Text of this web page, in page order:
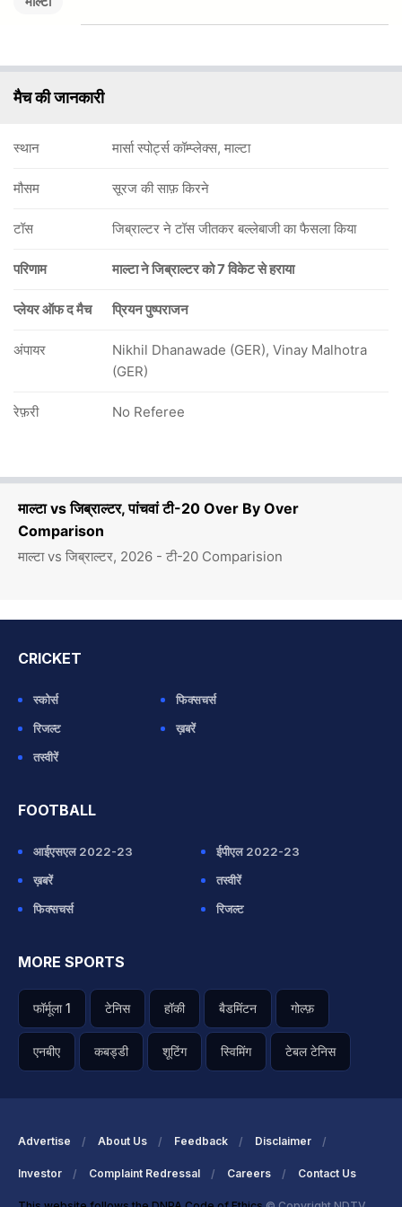
माल्टा vs जिब्राल्टर, पांचवां टी-20 Over By Over
Comparison
माल्टा vs जिब्राल्टर, 2026 - टी-20 Comparision
मैच की जानकारी
स्थान मार्सा स्पोर्ट्स कॉम्प्लेक्स, माल्टा
मौसम सूरज की साफ़ किरने
टॉस जिब्राल्टर ने टॉस जीतकर बल्लेबाजी का फैसला किया
परिणाम माल्टा ने जिब्राल्टर को 7 विकेट से हराया
प्लेयर ऑफ द मैच प्रियन पुष्पराजन
अंपायर
Nikhil Dhanawade (GER), Vinay Malhotra
(GER)
रेफ़री No Referee
CRICKET
स्कोर्स
फिक्सचर्स
रिजल्ट
ख़बरें
तस्वीरें
FOOTBALL
आईएसएल 2022-23
ईपीएल 2022-23
ख़बरें
तस्वीरें
फिक्सचर्स
रिजल्ट
MORE SPORTS
फॉर्मूला 1 टेनिस हॉकी बैडमिंटन गोल्फ़
एनबीए कबड्डी शूटिंग स्विमिंग टेबल टेनिस
Advertise About Us Feedback Disclaimer
Investor Complaint Redressal Careers Contact Us